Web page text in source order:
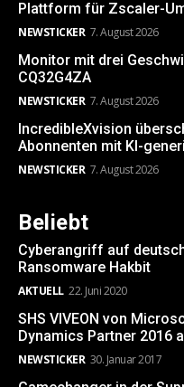
Plattform für Zscaler-
NEWSTICKER 7. August 2026
Monitor mit drei
CQ32G4ZA
NEWSTICKER 7. August 2026
IncredibleXvision
Abonnenten mit KI-
NEWSTICKER 7. August 2026
Beliebt
Cyberangriff auf
Ransomware Hakbit
AKTUELL 22. Juni 2020
SHS VIVEON von
Dynamics Partner 2016
NEWSTICKER 30. Januar 2017